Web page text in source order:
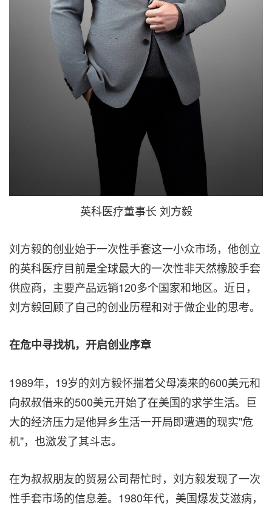
英科医疗董事长 刘方毅
刘方毅的创业始于一次性手套这一小众市场，他创立
的英科医疗目前是全球最大的一次性非天然橡胶手套
供应商，主要产品远销120多个国家和地区。近日，
刘方毅回顾了自己的创业历程和对于做企业的思考。
在危中寻找机，开启创业序章
1989年，19岁的刘方毅怀揣着父母凑来的600美元和
向叔叔借来的500美元开始了在美国的求学生活。巨
大的经济压力是他异乡生活一开局即遭遇的现实"危
机"，也激发了其斗志。
在为叔叔朋友的贸易公司帮忙时，刘方毅发现了一次
性手套市场的信息差。1980年代，美国爆发艾滋病，